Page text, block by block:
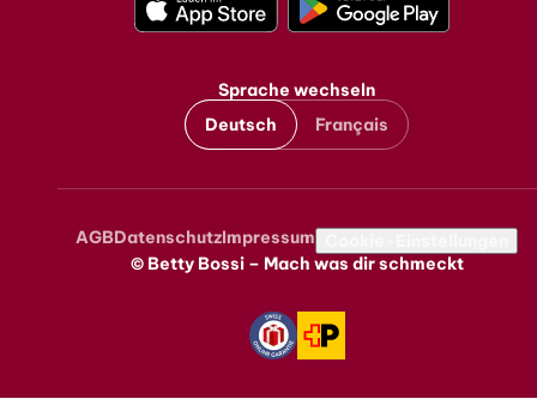
Sprache wechseln
Deutsch
Français
Metanavigation
AGBDatenschutzImpressum
© Betty Bossi – Mach was dir schmeckt